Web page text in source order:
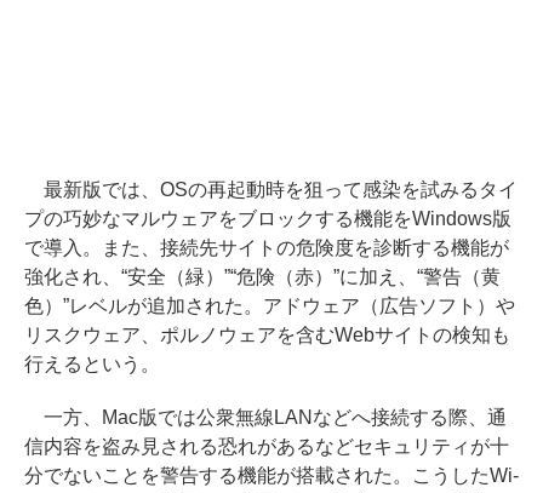
最新版では、OSの再起動時を狙って感染を試みるタイ
プの巧妙なマルウェアをブロックする機能をWindows版
で導入。また、接続先サイトの危険度を診断する機能が
強化され、“安全（緑）”“危険（赤）”に加え、“警告（黄
色）”レベルが追加された。アドウェア（広告ソフト）や
リスクウェア、ポルノウェアを含むWebサイトの検知も
行えるという。
一方、Mac版では公衆無線LANなどへ接続する際、通
信内容を盗み見される恐れがあるなどセキュリティが十
分でないことを警告する機能が搭載された。こうしたWi-